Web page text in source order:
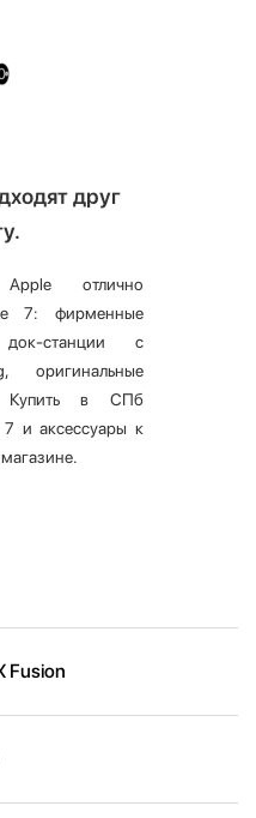
друг
отлично
7: фирменные
станции с
оригинальные
Купить в СПб
7 и аксессуары к
Fusion